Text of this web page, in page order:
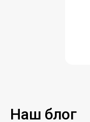
Наш блог